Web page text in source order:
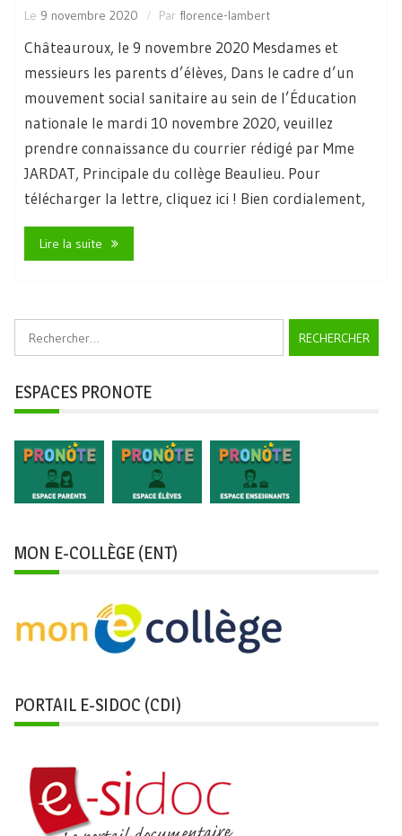
Le 9 novembre 2020 Par florence-lambert
Châteauroux, le 9 novembre 2020 Mesdames et
messieurs les parents d’élèves, Dans le cadre d’un
mouvement social sanitaire au sein de l’Éducation
nationale le mardi 10 novembre 2020, veuillez
prendre connaissance du courrier rédigé par Mme
JARDAT, Principale du collège Beaulieu. Pour
télécharger la lettre, cliquez ici ! Bien cordialement,
Lire la suite
ESPACES PRONOTE
MON E-COLLÈGE (ENT)
PORTAIL E-SIDOC (CDI)